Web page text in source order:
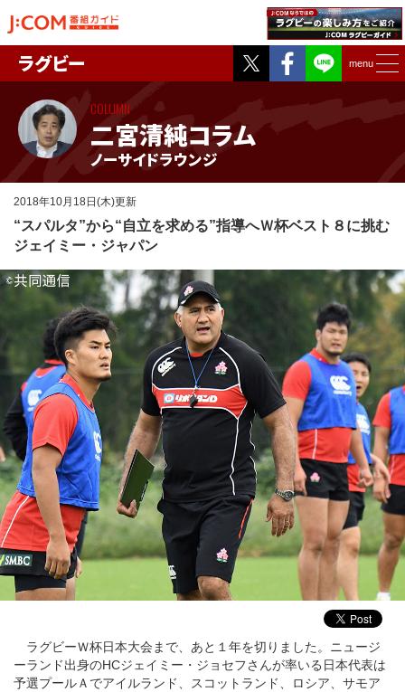
Twitter
Facebook
menu
ラグビー
二宮清純コラム
ノーサイドラウンジ
COLUMN
2018年10月18日(木)更新
“スパルタ”から“自立を求める”指導へＷ杯ベスト８に挑む
ジェイミー・ジャパン
ラグビーＷ杯日本大会まで、あと１年を切りました。ニュージ
ーランド出身のHCジェイミー・ジョセフさんが率いる日本代表は
予選プールＡでアイルランド、スコットランド、ロシア、サモア